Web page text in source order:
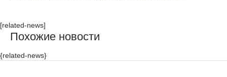
[related-news]
Похожие новости
{related-news}